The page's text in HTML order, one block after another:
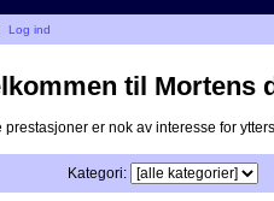
Log ind
til Mortens
prestasjoner er nok av interesse for
Kategori: